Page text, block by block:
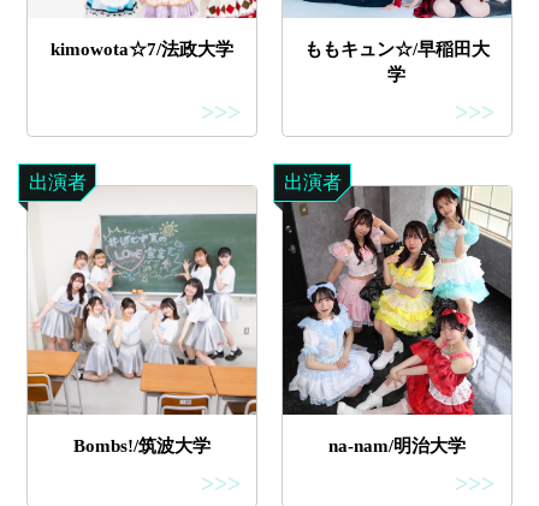
kimowota☆7/法政大学
>>>
ももキュン☆/早稲田大
学
>>>
出演者
Bombs!/筑波大学
>>>
出演者
na-nam/明治大学
>>>